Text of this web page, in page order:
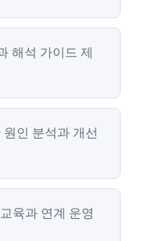
해석 가이드 제
인 분석과 개선
육과 연계 운영